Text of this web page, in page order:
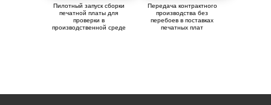
Пилотный запуск сборки
печатной платы для
проверки в
производственной среде
Передача контрактного
производства без
перебоев в поставках
печатных плат